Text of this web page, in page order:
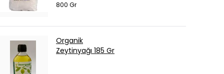
800 Gr
Organik
Zeytinyağı 185 Gr